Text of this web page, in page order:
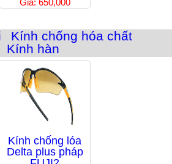
Giá: 650,000
Kính chống hóa chất
Kính hàn
Kính chống lóa
Delta plus pháp